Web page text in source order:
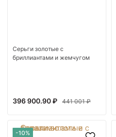
Серьги золотые с
бриллиантами и жемчугом
396 900.90 ₽ 441 001 ₽
-10%